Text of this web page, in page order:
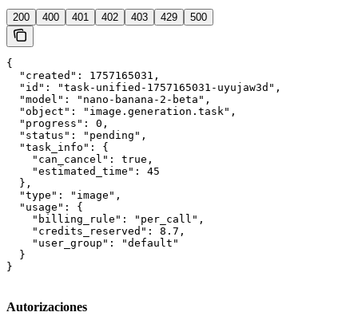
200 400 401 402 403 429 500
{
  "created": 1757165031,
  "id": "task-unified-1757165031-uyujaw3d",
  "model": "nano-banana-2-beta",
  "object": "image.generation.task",
  "progress": 0,
  "status": "pending",
  "task_info": {
    "can_cancel": true,
    "estimated_time": 45
  },
  "type": "image",
  "usage": {
    "billing_rule": "per_call",
    "credits_reserved": 8.7,
    "user_group": "default"
  }
}
Autorizaciones